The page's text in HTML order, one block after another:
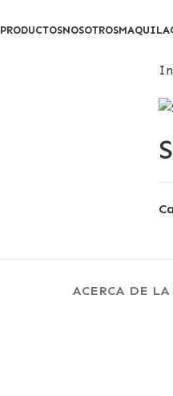
PRODUCTOSNOSOTROSMAQUILA
ACERCA DE LA